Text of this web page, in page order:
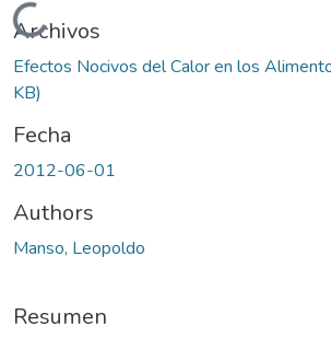
Cargando...
Archivos
Efectos Nocivos del Calor en los
KB)
Fecha
2012-06-01
Authors
Manso, Leopoldo
Resumen